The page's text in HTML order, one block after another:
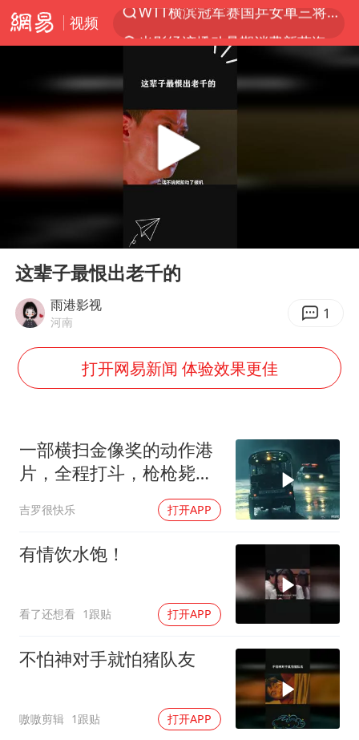
视频
光影经济撬动暑期消费新蓝海
陈思诚零点晒照为佟丽娅庆生
郑丽文：台湾从来没有“独立”过
商场现钱学森巨幅海报 负责人回应
白海豚将正面袭击贯穿浙江
杭州全市有序停课
夏日经济乘“热”而上 消费市场向“新”而行
新疆优化调整景区内自驾服务费
检测列车撞人致11死2伤 涉事单位被罚
宇树王兴兴被问了360多个问题
乐享全民健身 共筑健康中国
Play
这辈子最恨出老千的
雨港影视
河南 1
打开网易新闻 体验效果更佳
一部横扫金像奖的动作港
片，全程打斗，枪枪毙
命，连刷3遍，巨爽
吉罗很快乐 打开APP
有情饮水饱！
看了还想看 1跟贴 打开APP
不怕神对手就怕猪队友
嗷嗷剪辑 1跟贴 打开APP